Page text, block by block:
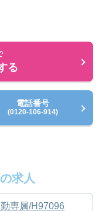
る
電話番号
(0120-106-914)
求人
専属/H97096